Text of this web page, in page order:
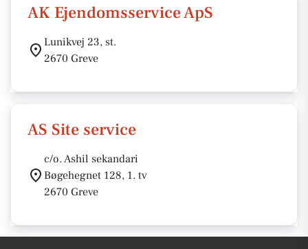
AK Ejendomsservice ApS
Lunikvej 23, st.
2670 Greve
AS Site service
c/o. Ashil sekandari
Bøgehegnet 128, 1. tv
2670 Greve